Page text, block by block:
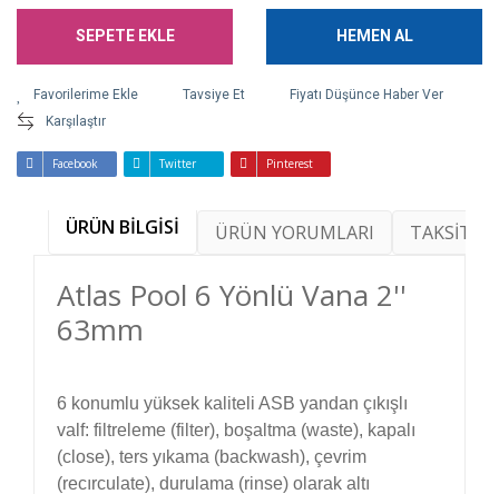
SEPETE EKLE HEMEN AL
Tavsiye Et
Fiyatı Düşünce Haber Ver
Karşılaştır
Facebook Twitter Pinterest
ÜRÜN BİLGİSİ ÜRÜN YORUMLARI TAKSİT
Atlas Pool 6 Yönlü Vana 2''
63mm
6 konumlu yüksek kaliteli ASB yandan çıkışlı
valf: filtreleme (filter), boşaltma (waste), kapalı
(close), ters yıkama (backwash), çevrim
(recırculate), durulama (rinse) olarak altı